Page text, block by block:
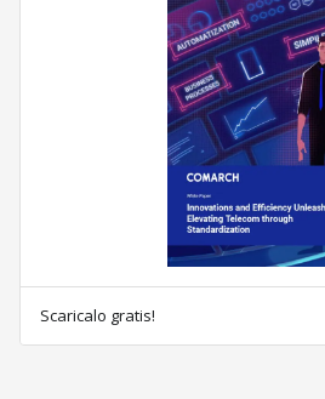
Scaricalo gratis!